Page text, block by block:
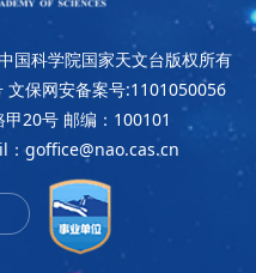
国科学院国家天文台版权所有
文保网安备案号:1101050056
甲20号 邮编：100101
：goffice@nao.cas.cn